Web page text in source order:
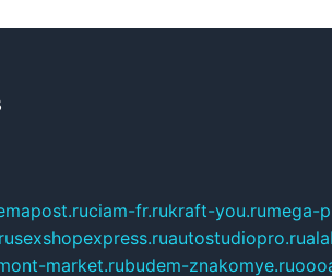
ciam-fr.rukraft-you.rumega-
sexshopexpress.ruautostudiopro.ru
market.rubudem-znakomye.ru